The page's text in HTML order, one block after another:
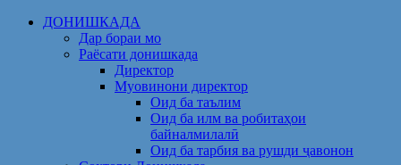
Skip
ДОНИШКАДА
Дар бораи мо
Раёсати донишкада
Директор
Муовинони директор
Оид ба таълим
Оид ба илм ва робитаҳои
байналмилалӣ
Оид ба тарбия ва рушди ҷавонон